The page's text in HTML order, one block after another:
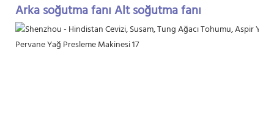
Arka soğutma fanı Alt soğutma fanı